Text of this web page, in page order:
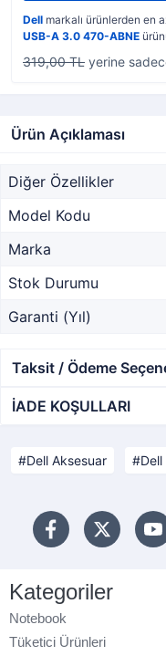
Dell markalı ürünlerden en
USB-A 3.0 470-ABNE
319,00 TL yerine
Ürün Açıklaması
Diğer Özellikler
Model Kodu
Marka
Stok Durumu
Garanti (Yıl)
Taksit / Ödeme
İADE KOŞULLARI
Dell Aksesuar
Kategoriler
Notebook
Tüketici Ürünleri